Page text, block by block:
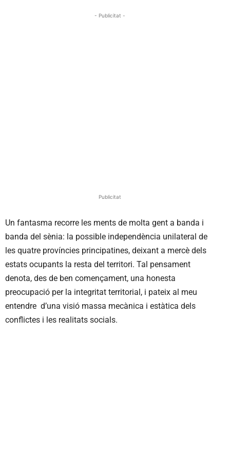
- Publicitat -
Publicitat
Un fantasma recorre les ments de molta gent a banda i
banda del sènia: la possible independència unilateral de
les quatre províncies principatines, deixant a mercè dels
estats ocupants la resta del territori. Tal pensament
denota, des de ben començament, una honesta
preocupació per la integritat territorial, i pateix al meu
entendre d’una visió massa mecànica i estàtica dels
conflictes i les realitats socials.